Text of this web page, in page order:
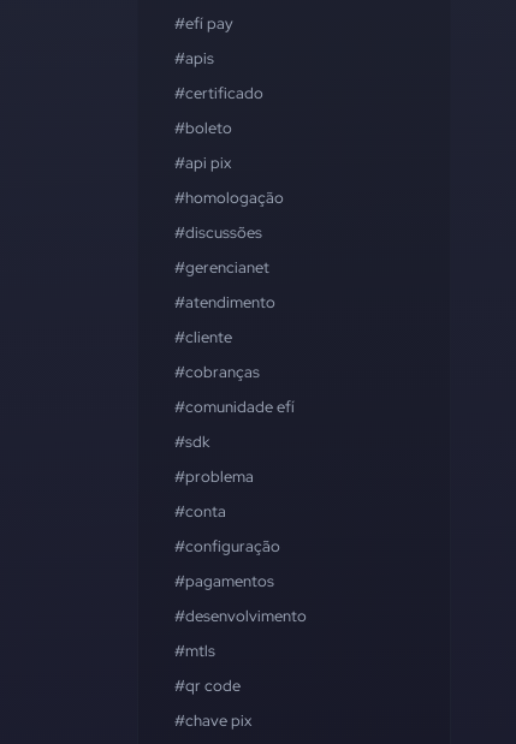
#efí pay
#apis
#certificado
#boleto
#api pix
#homologação
#discussões
#gerencianet
#atendimento
#cliente
#cobranças
#comunidade efí
#sdk
#problema
#conta
#configuração
#pagamentos
#desenvolvimento
#mtls
#qr code
#chave pix